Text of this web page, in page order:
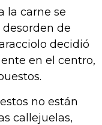
la carne se
de
decidió
en el centro,
no están
callejuelas,